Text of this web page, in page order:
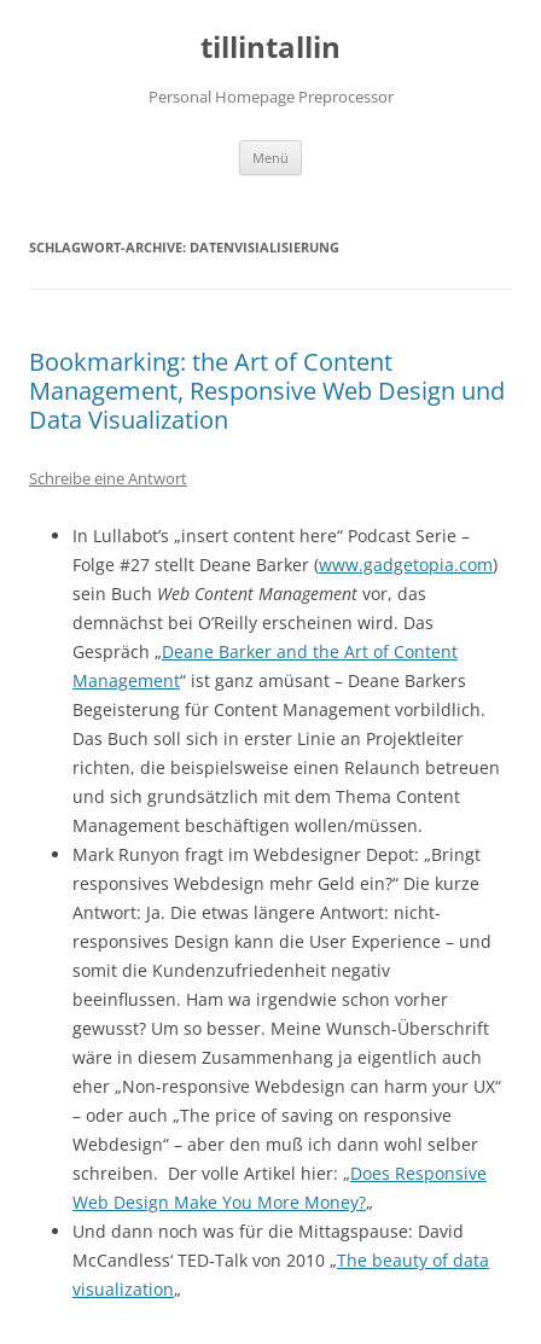
tillintallin
Personal Homepage Preprocessor
Menü
SCHLAGWORT-ARCHIVE: DATENVISIALISIERUNG
Bookmarking: the Art of Content
Management, Responsive Web Design und
Data Visualization
Schreibe eine Antwort
In Lullabot’s „insert content here“ Podcast Serie –
Folge #27 stellt Deane Barker (www.gadgetopia.com)
sein Buch Web Content Management vor, das
demnächst bei O’Reilly erscheinen wird. Das
Gespräch „Deane Barker and the Art of Content
Management“ ist ganz amüsant – Deane Barkers
Begeisterung für Content Management vorbildlich.
Das Buch soll sich in erster Linie an Projektleiter
richten, die beispielsweise einen Relaunch betreuen
und sich grundsätzlich mit dem Thema Content
Management beschäftigen wollen/müssen.
Mark Runyon fragt im Webdesigner Depot: „Bringt
responsives Webdesign mehr Geld ein?“ Die kurze
Antwort: Ja. Die etwas längere Antwort: nicht-
responsives Design kann die User Experience – und
somit die Kundenzufriedenheit negativ
beeinflussen. Ham wa irgendwie schon vorher
gewusst? Um so besser. Meine Wunsch-Überschrift
wäre in diesem Zusammenhang ja eigentlich auch
eher „Non-responsive Webdesign can harm your UX“
– oder auch „The price of saving on responsive
Webdesign“ – aber den muß ich dann wohl selber
schreiben. Der volle Artikel hier: „Does Responsive
Web Design Make You More Money?„
Und dann noch was für die Mittagspause: David
McCandless‘ TED-Talk von 2010 „The beauty of data
visualization„